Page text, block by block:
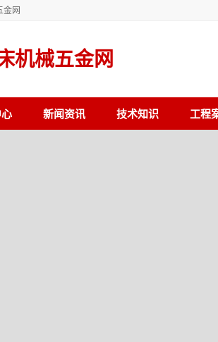
金网
机械五金网
新闻资讯 技术知识 工程